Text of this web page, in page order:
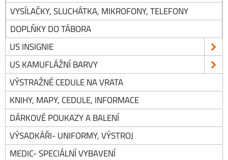
VYSÍLAČKY, SLUCHÁTKA, MIKROFONY, TELEFONY
DOPLŇKY DO TÁBORA
US INSIGNIE
US KAMUFLÁŽNÍ BARVY
VÝSTRAŽNÉ CEDULE NA VRATA
KNIHY, MAPY, CEDULE, INFORMACE
DÁRKOVÉ POUKAZY A BALENÍ
VÝSADKÁŘI- UNIFORMY, VÝSTROJ
MEDIC- SPECIÁLNÍ VYBAVENÍ